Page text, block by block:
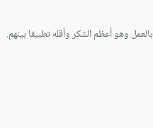
وهو أعظم الشكر وأقله تطبيقا بينهم.